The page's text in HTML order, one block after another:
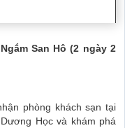
San Hô (2 ngày 2
phòng khách sạn tại
Học và khám phá